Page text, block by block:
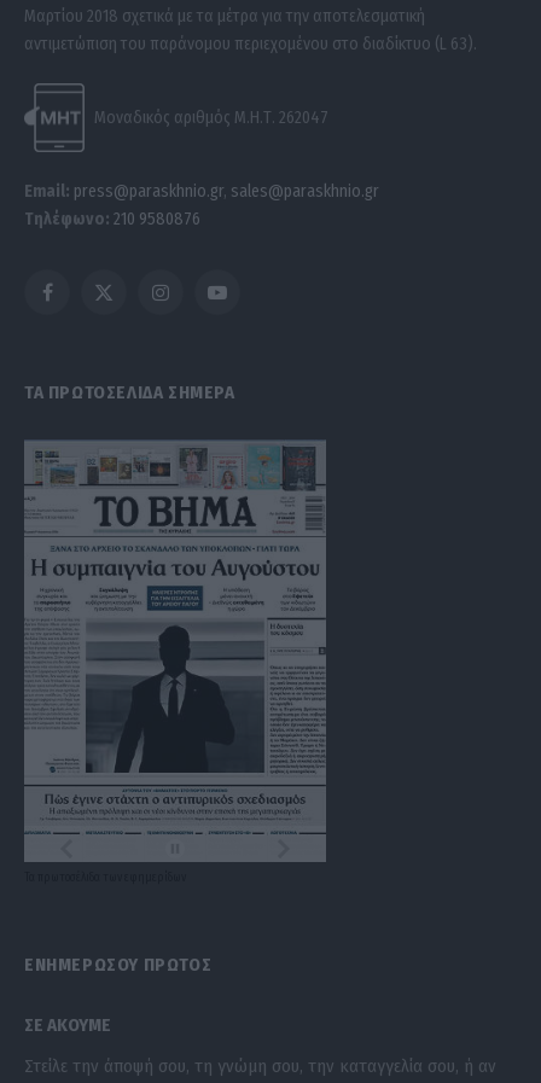
Μαρτίου 2018 σχετικά με τα μέτρα για την αποτελεσματική
αντιμετώπιση του παράνομου περιεχομένου στο διαδίκτυο (L 63).
Μοναδικός αριθμός Μ.Η.Τ. 262047
Email: press@paraskhnio.gr, sales@paraskhnio.gr
Τηλέφωνο: 210 9580876
Facebook
X
InstagramYouTube
ΤΑ ΠΡΩΤΟΣΕΛΙΔΑ ΣΗΜΕΡΑ
ΕΝΗΜΕΡΩΣΟΥ ΠΡΩΤΟΣ
ΣΕ ΑΚΟΥΜΕ
Στείλε την άποψή σου, τη γνώμη σου, την καταγγελία σου, ή αν